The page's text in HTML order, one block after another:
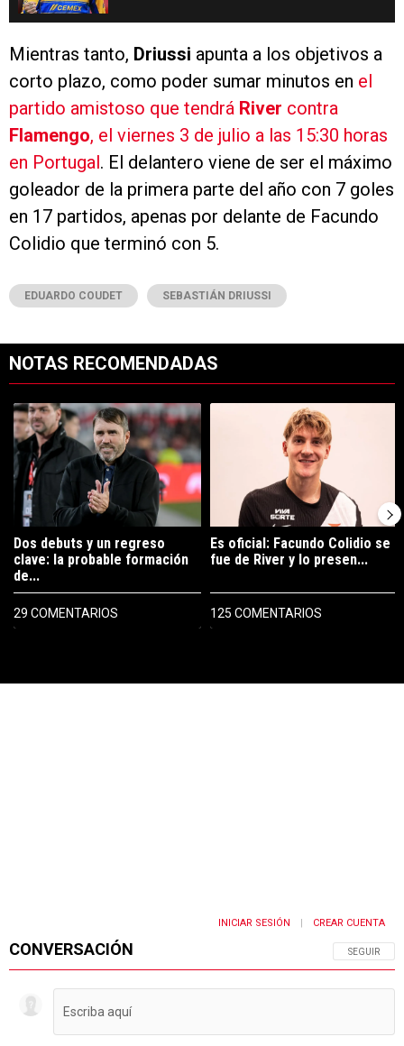
Mientras tanto, Driussi apunta a los objetivos a
corto plazo, como poder sumar minutos en el
partido amistoso que tendrá River contra
Flamengo, el viernes 3 de julio a las 15:30 horas
en Portugal . El delantero viene de ser el máximo
goleador de la primera parte del año con 7 goles
en 17 partidos, apenas por delante de Facundo
Colidio que terminó con 5.
EDUARDO COUDET SEBASTIÁN DRIUSSI
NOTAS RECOMENDADAS
Un artículo de tendencia con el título "Dos debuts y un regreso
Dos debuts y un regreso
clave: la probable formación
de...
29 COMENTARIOS
Un artículo de tendencia con el
Es oficial: Facundo Colidio se
fue de River y lo presen...
125 COMENTARIOS
CONVERSACIÓN SIGA ESTA
SEGUIR
INICIAR SESIÓN CREAR CUENTA